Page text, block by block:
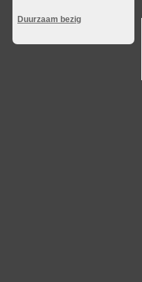
Duurzaam bezig